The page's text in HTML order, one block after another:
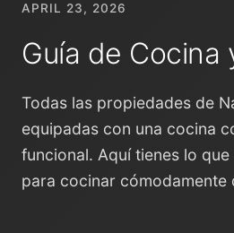
APRIL 23, 2026
Guía de Cocina
Todas las propiedades de
equipadas con una cocina
funcional. Aquí tienes lo
para cocinar cómodamente